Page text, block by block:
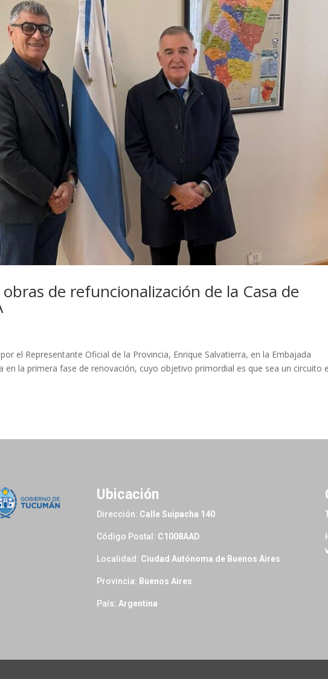
de refuncionalización de la Casa de
el Representante Oficial de la Provincia, Enrique Salvatierra, en la Embajada
en la primera fase de renovación, cuyo objetivo primordial es que sea un circuito
Ubicación
Dirección: Calle Suipacha 140
Código Postal: C1008AAD
Localidad: Ciudad Autónoma de Buenos Aires
Provincia: Buenos Aires
País: Argentina